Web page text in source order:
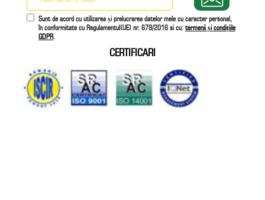
Sunt de acord cu utilizarea și prelucrarea datelor mele cu caracter personal,
în conformitate cu Regulamentul(UE) nr. 679/2016 si cu: termenii și condițiile
GDPR.
CERTIFICARI